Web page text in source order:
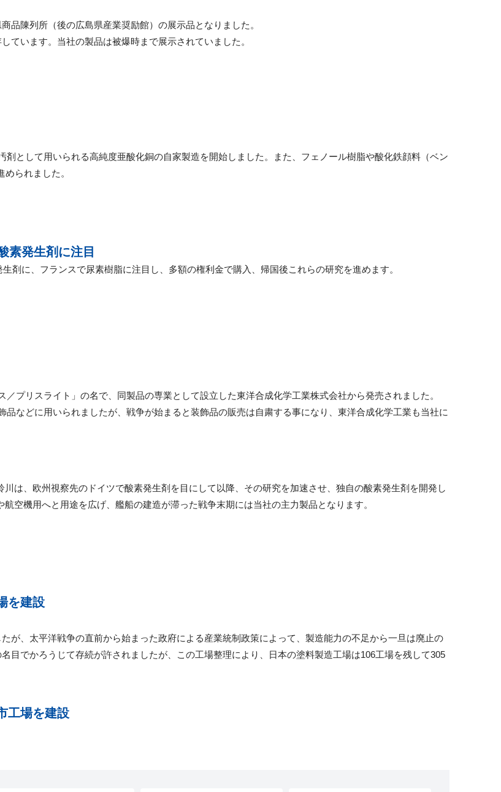
品陳列所（後の広島県産業奨励館）の展示品となりました。
ています。当社の製品は被爆時まで展示されていました。
剤として用いられる高純度亜酸化銅の自家製造を開始しました。また、フェノール樹脂や酸化鉄顔料（ベン
られました。
素発生剤に注目
剤に、フランスで尿素樹脂に注目し、多額の権利金で購入、帰国後これらの研究を進めます。
プリスライト」の名で、同製品の専業として設立した東洋合成化学工業株式会社から発売されました。
品などに用いられましたが、戦争が始まると装飾品の販売は自粛する事になり、東洋合成化学工業も当社に
は、欧州視察先のドイツで酸素発生剤を目にして以降、その研究を加速させ、独自の酸素発生剤を開発し
空機用へと用途を広げ、艦船の建造が滞った戦争末期には当社の主力製品となります。
を建設
が、太平洋戦争の直前から始まった政府による産業統制政策によって、製造能力の不足から一旦は廃止の
目でかろうじて存続が許されましたが、この工場整理により、日本の塗料製造工場は106工場を残して305
工場を建設